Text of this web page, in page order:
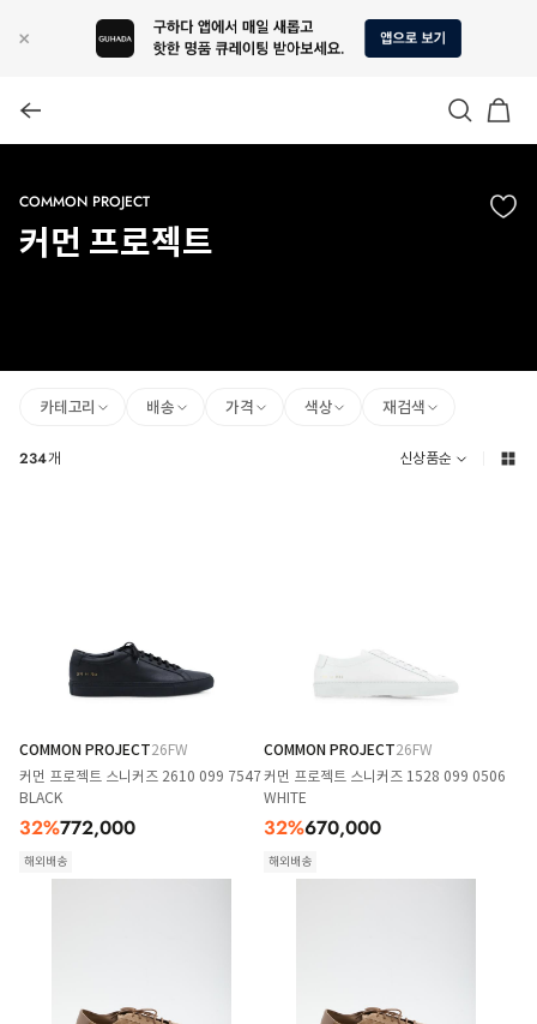
COMMON PROJECT
커먼 프로젝트
카테고리 배송 가격 색상 재검색
234개 신상품순
COMMON PROJECT26FW
커먼 프로젝트 스니커즈 2610 099 7547
BLACK
32%772,000
해외배송
COMMON PROJECT26FW
커먼 프로젝트 스니커즈 1528 099 0506
WHITE
32%670,000
해외배송